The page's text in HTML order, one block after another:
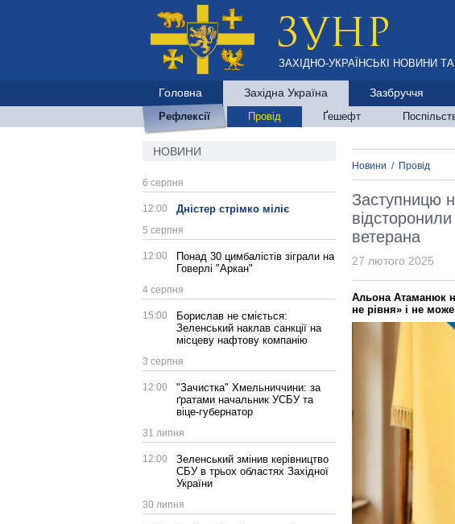
ЗАХІДНО-УКРАЇНСЬКІ НОВИНИ ТА
Головна Західна Україна Зазбруччя
Рефлексії Провід Ґешефт
НОВИНИ
6 серпня
12:00 Дністер стрімко міліє
5 серпня
12:00
Понад 30 цимбалістів зіграли на
Говерлі "Аркан"
4 серпня
15:00
Борислав не сміється:
Зеленський наклав санкції на
місцеву нафтову компанію
3 серпня
12:00
"Зачистка" Хмельниччини: за
ґратами начальник УСБУ та
віце-губернатор
31 липня
12:00
Зеленський змінив керівництво
СБУ в трьох областях Західної
України
30 липня
Новини / Провід
Заступницю
ветерана
27 лютого 2025
Альона Атаманюк
не рівня» і не